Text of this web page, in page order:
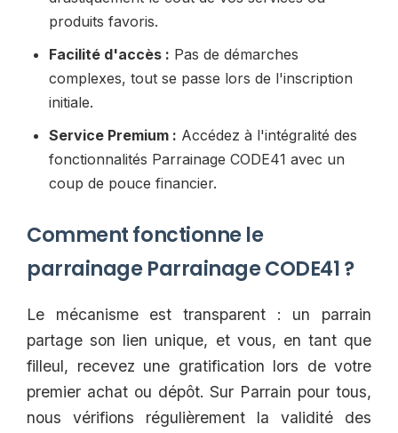
produits favoris.
Facilité d'accès : Pas de démarches
complexes, tout se passe lors de l'inscription
initiale.
Service Premium : Accédez à l'intégralité des
fonctionnalités Parrainage CODE41 avec un
coup de pouce financier.
Comment fonctionne le
parrainage Parrainage CODE41 ?
Le mécanisme est transparent : un parrain
partage son lien unique, et vous, en tant que
filleul, recevez une gratification lors de votre
premier achat ou dépôt. Sur Parrain pour tous,
nous vérifions régulièrement la validité des